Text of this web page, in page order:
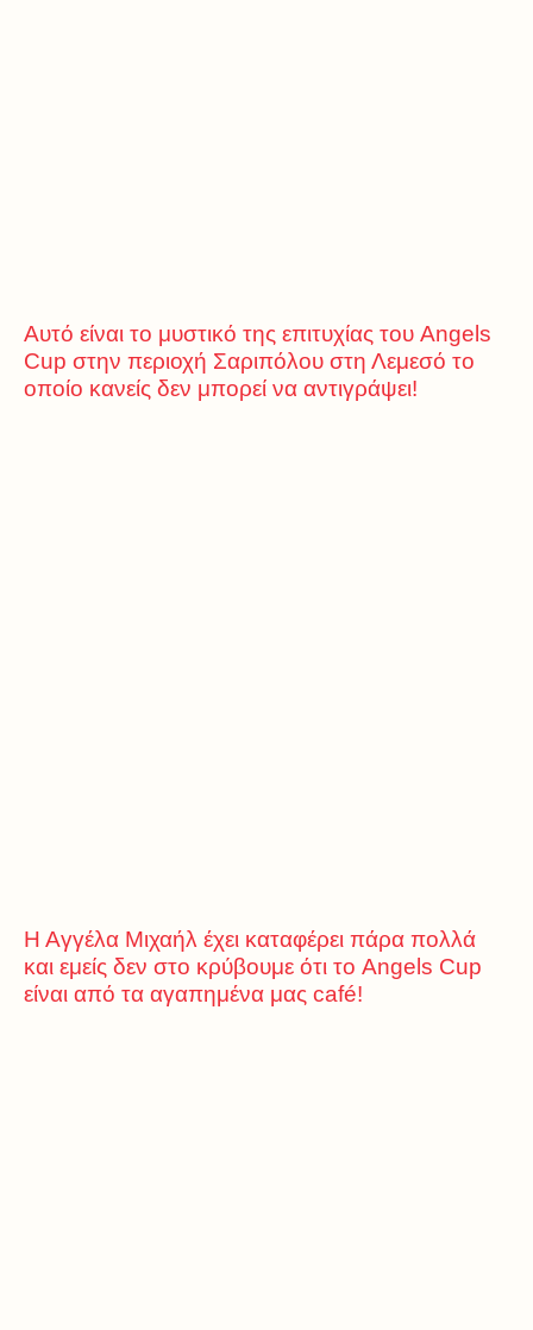
Αυτό είναι το μυστικό της επιτυχίας του Angels
Cup στην περιοχή Σαριπόλου στη Λεμεσό το
οποίο κανείς δεν μπορεί να αντιγράψει!
Η Αγγέλα Μιχαήλ έχει καταφέρει πάρα πολλά
και εμείς δεν στο κρύβουμε ότι το Angels Cup
είναι από τα αγαπημένα μας café!